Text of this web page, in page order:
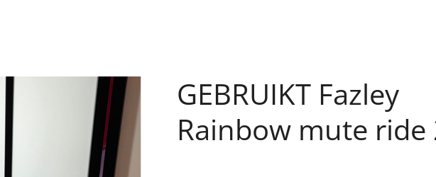
GEBRUIKT Fazley
Rainbow mute ride